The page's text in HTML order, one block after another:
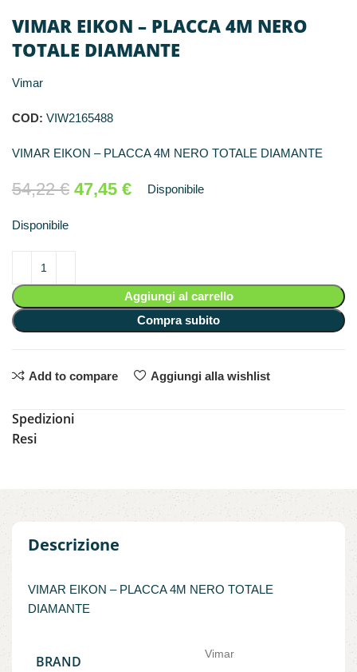
VIMAR EIKON – PLACCA 4M NERO
TOTALE DIAMANTE
Vimar
COD: VIW2165488
VIMAR EIKON – PLACCA 4M NERO TOTALE DIAMANTE
54,22€ 47,45 € Disponibile
Disponibile
Aggiungi al carrello
Compra subito
Add to compare Aggiungi alla wishlist
Spedizioni
Resi
Descrizione
VIMAR EIKON – PLACCA 4M NERO TOTALE
DIAMANTE
BRAND Vimar